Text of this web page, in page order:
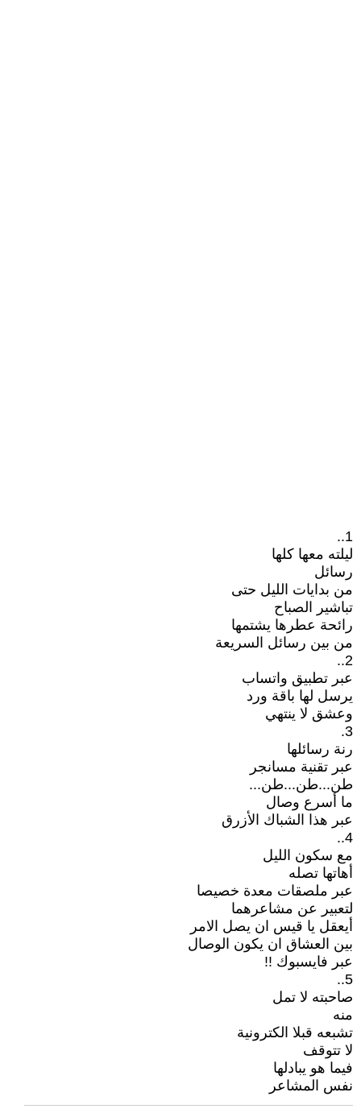
1..
ليلته معها كلها
رسائل
من بدايات الليل حتى
تباشير الصباح
رائحة عطرها يشتمها
من بين رسائل السريعة
2..
عبر تطبيق واتساب
يرسل لها باقة ورد
وعشق لا ينتهي
3.
رنة رسائلها
عبر تقنية مسانجر
طن...طن...طن...
ما أسرع وصال
عبر هذا الشباك الأزرق
4..
مع سكون الليل
أهاتها تصله
عبر ملصقات معدة خصيصا
لتعبير عن مشاعرهما
أيعقل يا قيس ان يصل الامر
بين العشاق ان يكون الوصال
عبر فايسبوك !!
5..
صاحبته لا تمل
منه
تشبعه قبلا الكترونية
لا تتوقف
فيما هو يبادلها
نفس المشاعر